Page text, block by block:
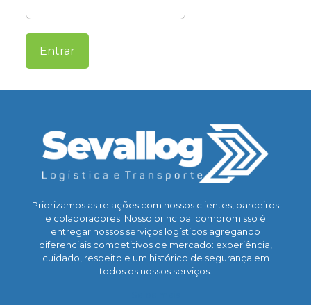
Priorizamos as relações com nossos clientes, parceiros
e colaboradores. Nosso principal compromisso é
entregar nossos serviços logísticos agregando
diferenciais competitivos de mercado: experiência,
cuidado, respeito e um histórico de segurança em
todos os nossos serviços.